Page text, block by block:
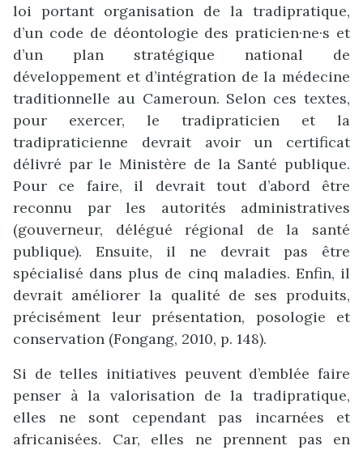
loi portant organisation de la tradipratique,
d’un code de déontologie des praticien·ne·s et
d’un plan stratégique national de
développement et d’intégration de la médecine
traditionnelle au Cameroun. Selon ces textes,
pour exercer, le tradipraticien et la
tradipraticienne devrait avoir un certificat
délivré par le Ministère de la Santé publique.
Pour ce faire, il devrait tout d’abord être
reconnu par les autorités administratives
(gouverneur, délégué régional de la santé
publique). Ensuite, il ne devrait pas être
spécialisé dans plus de cinq maladies. Enfin, il
devrait améliorer la qualité de ses produits,
précisément leur présentation, posologie et
conservation (Fongang, 2010, p. 148).
Si de telles initiatives peuvent d’emblée faire
penser à la valorisation de la tradipratique,
elles ne sont cependant pas incarnées et
africanisées. Car, elles ne prennent pas en